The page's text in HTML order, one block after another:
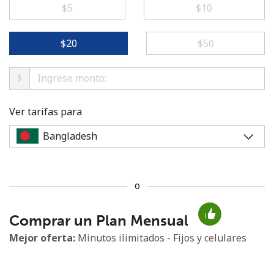
No se ha creado una contraseña
Mínimo 8 caracteres
Una letra mayúscula y una minúscula
Un número
⁦$5⁩
⁦$10⁩
⁦$20⁩ ⁦$50⁩
$
Ver tarifas para
o
Comprar un Plan Mensual
Mejor oferta: Minutos ilimitados - Fijos y celulares